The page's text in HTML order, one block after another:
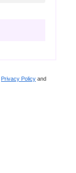
Privacy Policy and